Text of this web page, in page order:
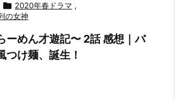
 2020年春ドラマ ,
の女神
ーめん才遊記〜 2話 感想｜バ
つけ麺、誕生！